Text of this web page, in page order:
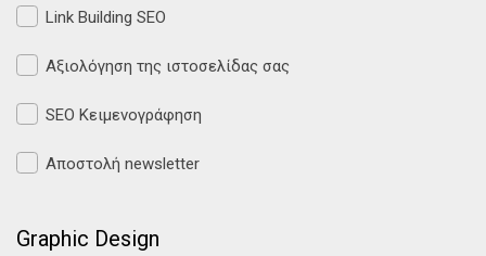
Link Building SEO
Αξιολόγηση της ιστοσελίδας σας
SEO Κειμενογράφηση
Αποστολή newsletter
Graphic Design